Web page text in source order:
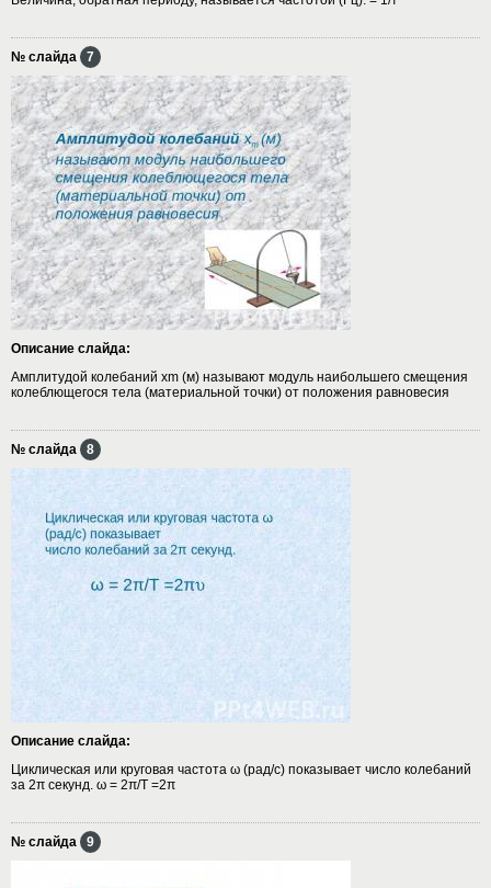
№ слайда 7
Описание слайда:
Амплитудой колебаний хm (м) называют модуль наибольшего смещения
колеблющегося тела (материальной точки) от положения равновесия
№ слайда 8
Описание слайда:
Циклическая или круговая частота ω (рад/с) показывает число колебаний
за 2π секунд. ω = 2π/Т =2π
№ слайда 9